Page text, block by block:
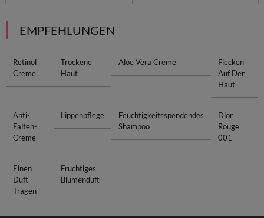
EMPFEHLUNGEN
Retinol
Creme
Trockene
Haut
Aloe Vera Creme
Flecken
Auf Der
Haut
Anti-
Falten-
Creme
Lippenpflege
Feuchtigkeitsspendendes
Shampoo
Dior
Rouge
001
Einen
Duft
Tragen
Fruchtiges
Blumenduft